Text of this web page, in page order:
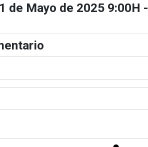
de Mayo de 2025 9:00H -